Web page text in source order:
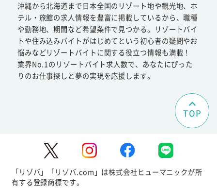
沖縄から北海道まで日本全国のリゾート地や観光地、ホ
テル・旅館の求人情報を豊富に掲載しているから、職種
や勤務地、期間など希望条件で見つかる。リゾートバイ
トや住み込みバイトがはじめてという初心者の疑問やお
悩みなどリゾートバイトに関する役立つ情報も満載！
業界No.1のリゾートバイト求人数で、あなたにぴった
りのお仕事探しと夢の実現を応援します。
TOP
「リゾバ」「リゾバ.com」は株式会社ヒューマニックが所
有する登録商標です。